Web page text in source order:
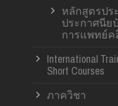
หลักสูตรป
ประกาศนี
การแพทย์ค
International
Short Courses
ภาควิชา